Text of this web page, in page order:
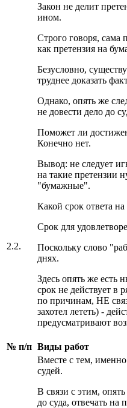
2.2.
Закон не делит
ином.
Строго говоря, сама
как претензия на
Безусловно,
труднее доказать
Однако, опять же
не довести дело до
Поможет ли
Конечно нет.
Вывод: не следует
на такие претензии
"бумажные".
Какой срок ответа
Срок для
Поскольку слово
днях.
Здесь опять же есть
срок не действует в
по причинам, НЕ
захотел лететь) -
предусматривают
№ п/п Виды работ
Вместе с тем,
судей.
В связи с этим,
до суда, отвечать